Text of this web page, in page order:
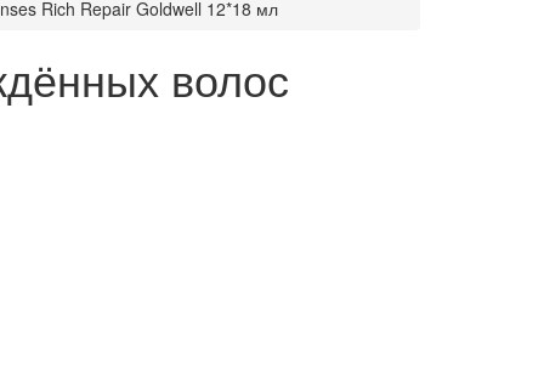
Rich Repair Goldwell 12*18 мл
волос